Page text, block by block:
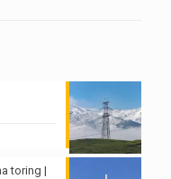
toring |